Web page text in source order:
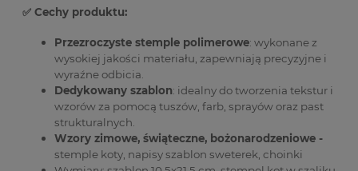
✅ Cechy produktu:
Przezroczyste stemple polimerowe: wykonane z
wysokiej jakości materiału, zapewniają precyzyjne i
wyraźne odbicia.
Dedykowany szablon: idealny do tworzenia tekstur i
wzorów za pomocą tuszów, farb, sprayów oraz past
strukturalnych.
Wzory zimowe, świąteczne, bożonarodzeniowe -
stemple koty, napisy szablon sweterek, choinki